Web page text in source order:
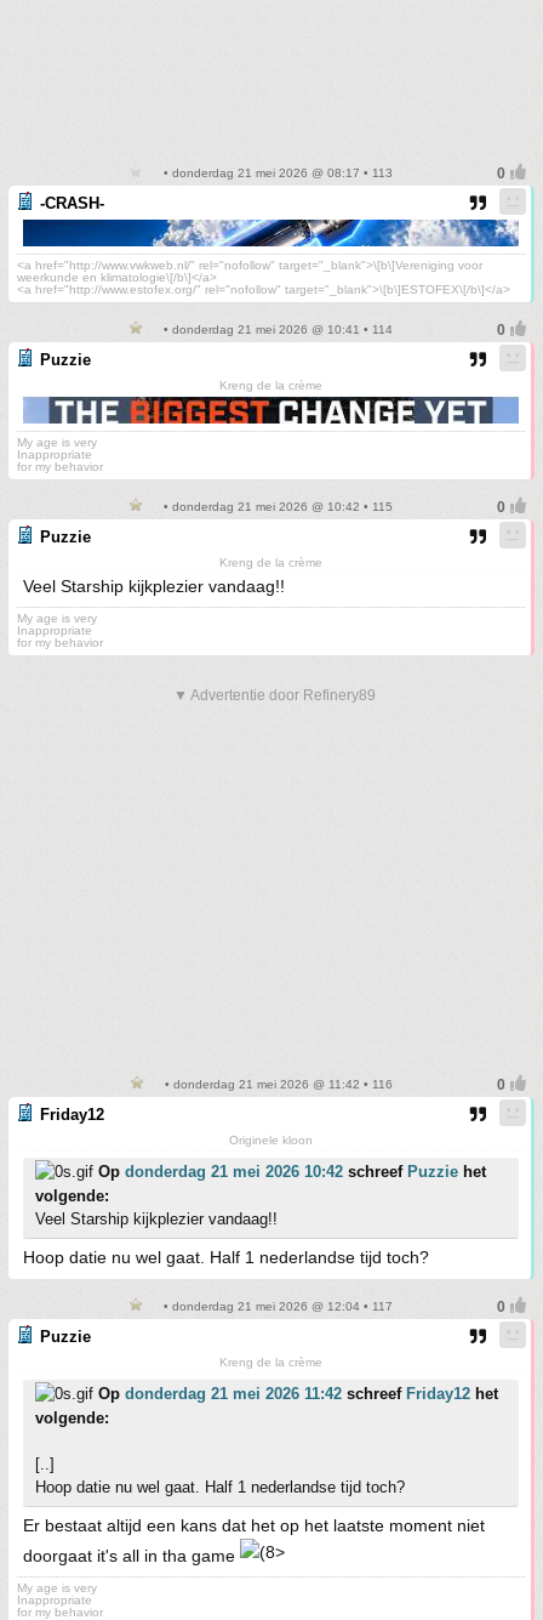
• donderdag 21 mei 2026 @ 08:17 • 113
-CRASH-
<a href="http://www.vwkweb.nl/" rel="nofollow" target="_blank">\[b\]Vereniging voor
weerkunde en klimatologie\[/b\]</a>
<a href="http://www.estofex.org/" rel="nofollow" target="_blank">\[b\]ESTOFEX\[/b\]</a>
• donderdag 21 mei 2026 @ 10:41 • 114
Puzzie
Kreng de la crème
My age is very
Inappropriate
for my behavior
• donderdag 21 mei 2026 @ 10:42 • 115
Puzzie
Kreng de la crème
Veel Starship kijkplezier vandaag!!
My age is very
Inappropriate
for my behavior
▼ Advertentie door Refinery89
• donderdag 21 mei 2026 @ 11:42 • 116
Friday12
Originele kloon
Op donderdag 21 mei 2026 10:42 schreef Puzzie het
volgende:
Veel Starship kijkplezier vandaag!!
Hoop datie nu wel gaat. Half 1 nederlandse tijd toch?
• donderdag 21 mei 2026 @ 12:04 • 117
Puzzie
Kreng de la crème
Op donderdag 21 mei 2026 11:42 schreef Friday12 het
volgende:
[..]
Hoop datie nu wel gaat. Half 1 nederlandse tijd toch?
Er bestaat altijd een kans dat het op het laatste moment niet
doorgaat it's all in tha game
My age is very
Inappropriate
for my behavior